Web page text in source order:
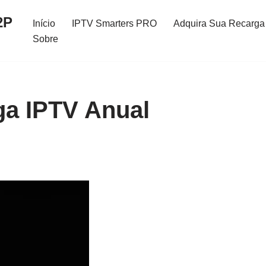
Início IPTV Smarters PRO
Adquira Sua
Sobre
IPTV Anual